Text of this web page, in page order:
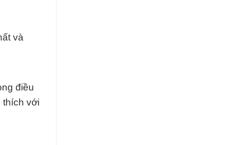
và
điều
thích với